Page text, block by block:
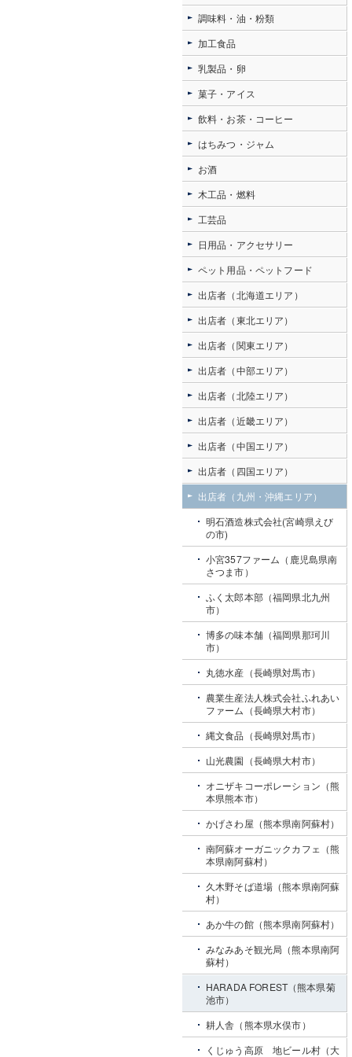
調味料・油・粉類
加工食品
乳製品・卵
菓子・アイス
飲料・お茶・コーヒー
はちみつ・ジャム
お酒
木工品・燃料
工芸品
日用品・アクセサリー
ペット用品・ペットフード
出店者（北海道エリア）
出店者（東北エリア）
出店者（関東エリア）
出店者（中部エリア）
出店者（北陸エリア）
出店者（近畿エリア）
出店者（中国エリア）
出店者（四国エリア）
出店者（九州・沖縄エリア）
明石酒造株式会社(宮崎県えび
の市)
小宮357ファーム（鹿児島県南
さつま市）
ふく太郎本部（福岡県北九州
市）
博多の味本舗（福岡県那珂川
市）
丸徳水産（長崎県対馬市）
農業生産法人株式会社ふれあい
ファーム（長崎県大村市）
縄文食品（長崎県対馬市）
山光農園（長崎県大村市）
オニザキコーポレーション（熊
本県熊本市）
かげさわ屋（熊本県南阿蘇村）
南阿蘇オーガニックカフェ（熊
本県南阿蘇村）
久木野そば道場（熊本県南阿蘇
村）
あか牛の館（熊本県南阿蘇村）
みなみあそ観光局（熊本県南阿
蘇村）
HARADA FOREST（熊本県菊
池市）
耕人舎（熊本県水俣市）
くじゅう高原 地ビール村（大